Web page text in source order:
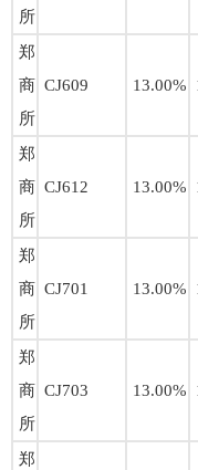
所
郑
商
所
CJ609 13.00%
郑
商
所
CJ612 13.00%
郑
商
所
CJ701 13.00%
郑
商
所
CJ703 13.00%
郑